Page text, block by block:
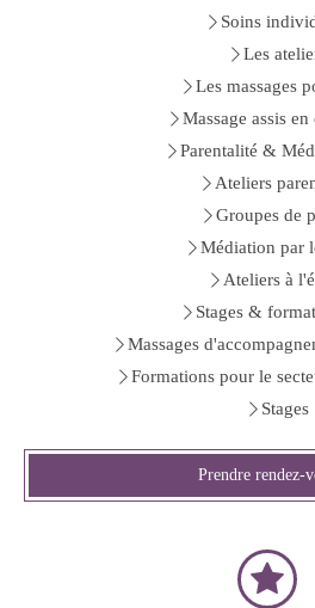
Soins
Les
Les massages
Massage assis en
Parentalité &
Ateliers
Groupes de
Médiation par
Ateliers à
Stages &
Massages
Formations pour le
Stages
Prendre rendez-